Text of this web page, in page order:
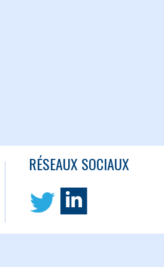
RÉSEAUX SOCIAUX